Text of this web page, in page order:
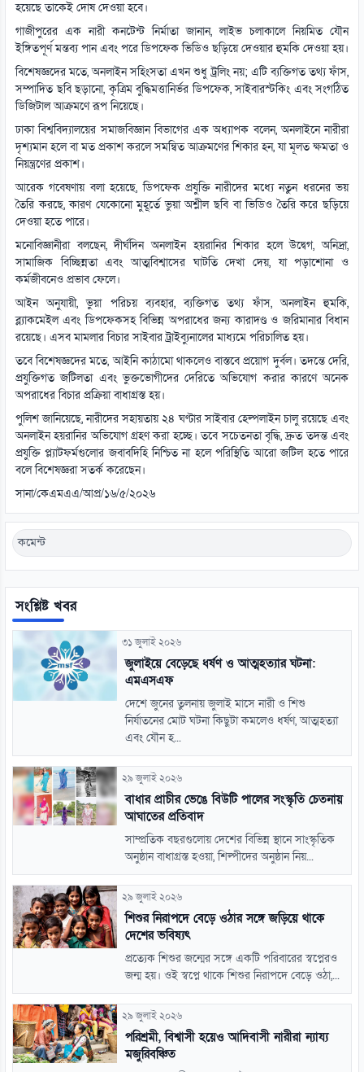
হয়েছে তাকেই দোষ দেওয়া হবে।
গাজীপুরের এক নারী কনটেন্ট নির্মাতা জানান, লাইভ চলাকালে নিয়মিত যৌন
ইঙ্গিতপূর্ণ মন্তব্য পান এবং পরে ডিপফেক ভিডিও ছড়িয়ে দেওয়ার হুমকি দেওয়া হয়।
বিশেষজ্ঞদের মতে, অনলাইন সহিংসতা এখন শুধু ট্রলিং নয়; এটি ব্যক্তিগত তথ্য ফাঁস,
সম্পাদিত ছবি ছড়ানো, কৃত্রিম বুদ্ধিমত্তানির্ভর ডিপফেক, সাইবারস্টকিং এবং সংগঠিত
ডিজিটাল আক্রমণে রূপ নিয়েছে।
ঢাকা বিশ্ববিদ্যালয়ের সমাজবিজ্ঞান বিভাগের এক অধ্যাপক বলেন, অনলাইনে নারীরা
দৃশ্যমান হলে বা মত প্রকাশ করলে সমন্বিত আক্রমণের শিকার হন, যা মূলত ক্ষমতা ও
নিয়ন্ত্রণের প্রকাশ।
আরেক গবেষণায় বলা হয়েছে, ডিপফেক প্রযুক্তি নারীদের মধ্যে নতুন ধরনের ভয়
তৈরি করছে, কারণ যেকোনো মুহূর্তে ভুয়া অশ্লীল ছবি বা ভিডিও তৈরি করে ছড়িয়ে
দেওয়া হতে পারে।
মনোবিজ্ঞানীরা বলছেন, দীর্ঘদিন অনলাইন হয়রানির শিকার হলে উদ্বেগ, অনিদ্রা,
সামাজিক বিচ্ছিন্নতা এবং আত্মবিশ্বাসের ঘাটতি দেখা দেয়, যা পড়াশোনা ও
কর্মজীবনেও প্রভাব ফেলে।
আইন অনুযায়ী, ভুয়া পরিচয় ব্যবহার, ব্যক্তিগত তথ্য ফাঁস, অনলাইন হুমকি,
ব্ল্যাকমেইল এবং ডিপফেকসহ বিভিন্ন অপরাধের জন্য কারাদণ্ড ও জরিমানার বিধান
রয়েছে। এসব মামলার বিচার সাইবার ট্রাইব্যুনালের মাধ্যমে পরিচালিত হয়।
তবে বিশেষজ্ঞদের মতে, আইনি কাঠামো থাকলেও বাস্তবে প্রয়োগ দুর্বল। তদন্তে দেরি,
প্রযুক্তিগত জটিলতা এবং ভুক্তভোগীদের দেরিতে অভিযোগ করার কারণে অনেক
অপরাধের বিচার প্রক্রিয়া বাধাগ্রস্ত হয়।
পুলিশ জানিয়েছে, নারীদের সহায়তায় ২৪ ঘণ্টার সাইবার হেল্পলাইন চালু রয়েছে এবং
অনলাইন হয়রানির অভিযোগ গ্রহণ করা হচ্ছে। তবে সচেতনতা বৃদ্ধি, দ্রুত তদন্ত এবং
প্রযুক্তি প্ল্যাটফর্মগুলোর জবাবদিহি নিশ্চিত না হলে পরিস্থিতি আরো জটিল হতে পারে
বলে বিশেষজ্ঞরা সতর্ক করেছেন।
সানা/কেএমএএ/আপ্র/১৬/৫/২০২৬
কমেন্ট
সংশ্লিষ্ট খবর
৩১ জুলাই ২০২৬
জুলাইয়ে বেড়েছে ধর্ষণ ও আত্মহত্যার ঘটনা:
এমএসএফ
দেশে জুনের তুলনায় জুলাই মাসে নারী ও শিশু
নির্যাতনের মোট ঘটনা কিছুটা কমলেও ধর্ষণ, আত্মহত্যা
এবং যৌন হ...
২৯ জুলাই ২০২৬
বাধার প্রাচীর ভেঙে বিউটি পালের সংস্কৃতি চেতনায়
আঘাতের প্রতিবাদ
সাম্প্রতিক বছরগুলোয় দেশের বিভিন্ন স্থানে সাংস্কৃতিক
অনুষ্ঠান বাধাগ্রস্ত হওয়া, শিল্পীদের অনুষ্ঠান নিয়...
২৯ জুলাই ২০২৬
শিশুর নিরাপদে বেড়ে ওঠার সঙ্গে জড়িয়ে থাকে
দেশের ভবিষ্যৎ
প্রত্যেক শিশুর জন্মের সঙ্গে একটি পরিবারের স্বপ্নেরও
জন্ম হয়। ওই স্বপ্নে থাকে শিশুর নিরাপদে বেড়ে ওঠা,...
২৯ জুলাই ২০২৬
পরিশ্রমী, বিশ্বাসী হয়েও আদিবাসী নারীরা ন্যায্য
মজুরিবঞ্চিত